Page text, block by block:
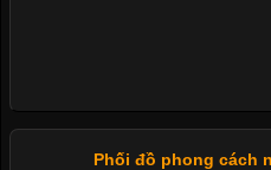
Phối đồ phong cách